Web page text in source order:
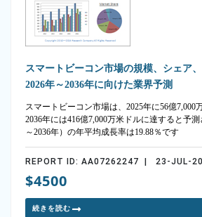
スマートビーコン市場の規模、シェア
2026年～2036年に向けた業界予測
スマートビーコン市場は、2025年に56億7,000
2036年には416億7,000万米ドルに達すると予
～2036年）の年平均成長率は19.88％です
REPORT ID: AA07262247 | 23-JUL-
$4500
続きを読む